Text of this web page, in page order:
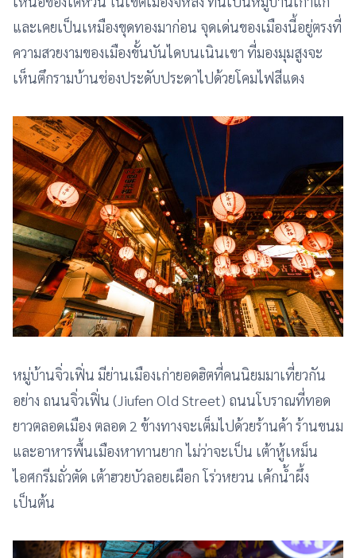
และเคยเป็นเหมืองขุดทองมาก่อน จุดเด่นของเมืองนี้อยู่ตรงที่
ความสวยงามของเมืองขั้นบันไดบนเนินเขา ที่มองมุมสูงจะ
เห็นตึกรามบ้านช่องประดับประดาไปด้วยโคมไฟสีแดง
หมู่บ้านจิ่วเฟิ่น มีย่านเมืองเก่ายอดฮิตที่คนนิยมมาเที่ยวกัน
อย่าง ถนนจิ่วเฟิ่น (Jiufen Old Street) ถนนโบราณที่ทอด
ยาวตลอดเมือง ตลอด 2 ข้างทางจะเต็มไปด้วยร้านค้า ร้านขนม
และอาหารพื้นเมืองหาทานยาก ไม่ว่าจะเป็น เต้าหู้เหม็น
ไอศกรีมถั่วตัด เต้าฮวยบัวลอยเผือก โร่วหยวน เค้กน้ำผึ้ง
เป็นต้น